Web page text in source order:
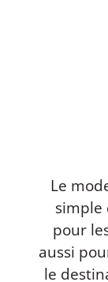
Le
simple
pour
aussi
le